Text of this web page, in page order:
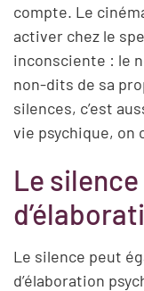
compte. Le
activer chez le
inconsciente : le
non-dits de sa
silences, c’est
vie psychique, on
Le
Le silence peut
d’élaboration